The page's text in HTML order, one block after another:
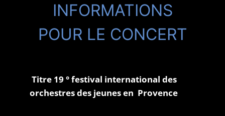
INFORMATIONS
POUR LE CONCERT
Titre 19 ° festival international des
orchestres des jeunes en Provence